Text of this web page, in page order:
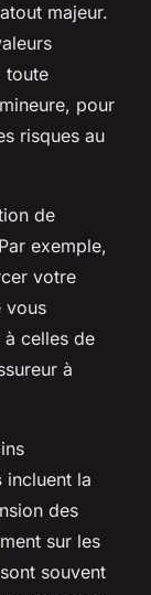
majeur.
toute
pour
risques au
de
exemple,
votre
vous
celles de
à
incluent la
des
sur les
souvent